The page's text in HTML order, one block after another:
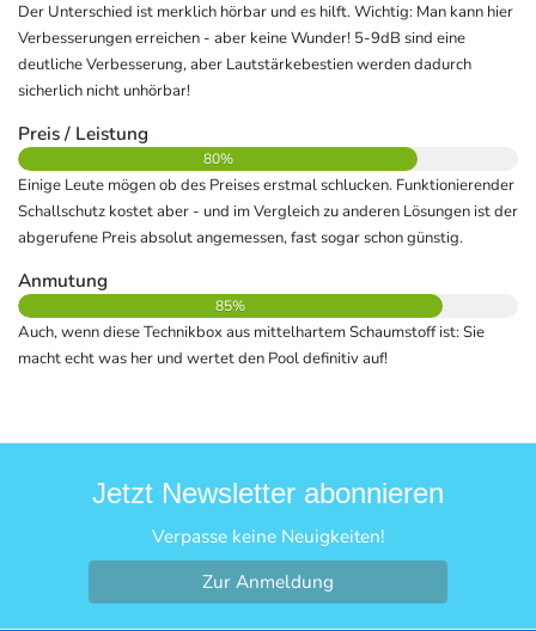
Der Unterschied ist merklich hörbar und es hilft. Wichtig: Man kann hier
Verbesserungen erreichen - aber keine Wunder! 5-9dB sind eine
deutliche Verbesserung, aber Lautstärkebestien werden dadurch
sicherlich nicht unhörbar!
Preis / Leistung
80%
Einige Leute mögen ob des Preises erstmal schlucken. Funktionierender
Schallschutz kostet aber - und im Vergleich zu anderen Lösungen ist der
abgerufene Preis absolut angemessen, fast sogar schon günstig.
Anmutung
85%
Auch, wenn diese Technikbox aus mittelhartem Schaumstoff ist: Sie
macht echt was her und wertet den Pool definitiv auf!
Jetzt Newsletter abonnieren
Verpasse keine Neuigkeiten!
Zur Anmeldung